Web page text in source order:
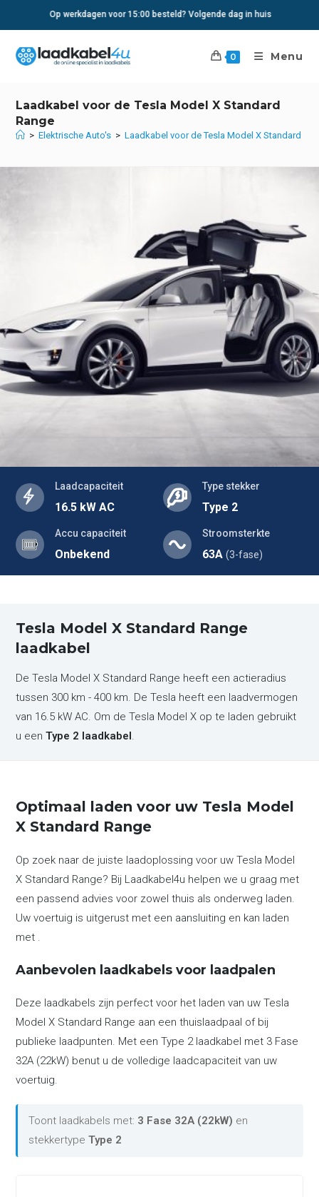
Op werkdagen voor 15:00 besteld? Volgende dag in huis
0 Menu
Laadkabel voor de Tesla Model X Standard
Range
> Elektrische Auto's > Laadkabel voor de Tesla Model X Standard
Laadcapaciteit
16.5 kW AC
Type stekker
Type 2
Accu capaciteit
Onbekend
Stroomsterkte
63A (3-fase)
Tesla Model X Standard Range
laadkabel
De Tesla Model X Standard Range heeft een actieradius
tussen 300 km - 400 km. De Tesla heeft een laadvermogen
van 16.5 kW AC. Om de Tesla Model X op te laden gebruikt
u eenType 2 laadkabel.
Optimaal laden voor uw Tesla Model
X Standard Range
Op zoek naar de juiste laadoplossing voor uw Tesla Model
X Standard Range? Bij Laadkabel4u helpen we u graag met
een passend advies voor zowel thuis als onderweg laden.
Uw voertuig is uitgerust met een aansluiting en kan laden
met .
Aanbevolen laadkabels voor laadpalen
Deze laadkabels zijn perfect voor het laden van uw Tesla
Model X Standard Range aan een thuislaadpaal of bij
publieke laadpunten. Met een Type 2 laadkabel met 3 Fase
32A (22kW) benut u de volledige laadcapaciteit van uw
voertuig.
Toont laadkabels met: 3 Fase 32A (22kW) en
stekkertypeType 2